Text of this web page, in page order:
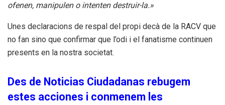
ofenen, manipulen o intenten destruir-la.»
Unes declaracions de respal del propi decà de la RACV que
no fan sino que confirmar que l’odi i el fanatisme continuen
presents en la nostra societat.
Des de Noticias Ciudadanas rebugem
estes acciones i conmenem les